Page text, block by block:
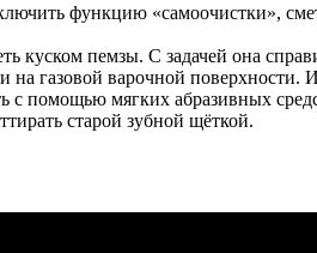
функцию «самоочистки»,
куском пемзы. С задачей она
газовой варочной поверхности.
помощью мягких абразивных
старой зубной щёткой.